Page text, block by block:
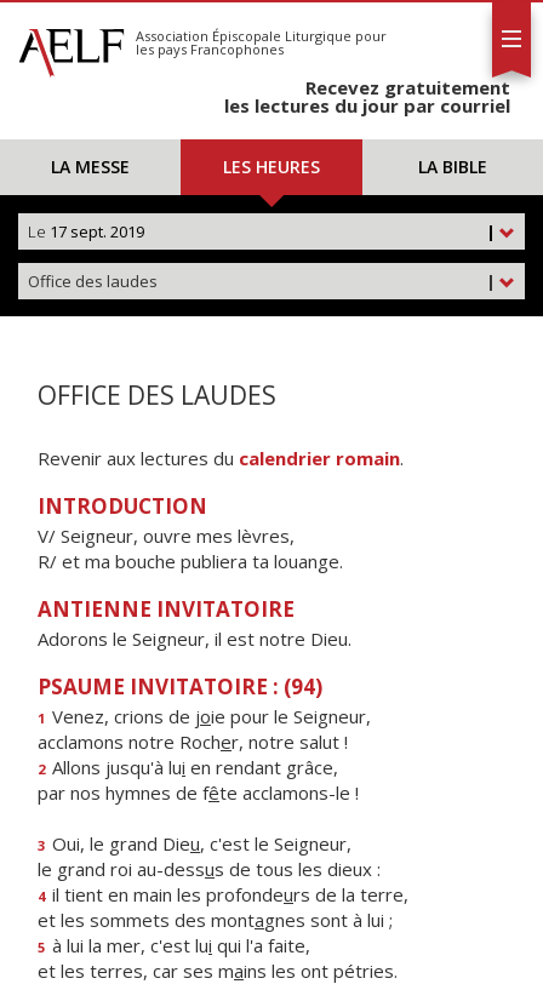
S'abonner
Calendrier
Association Épiscopale Liturgique pour
les pays Francophones
Recevez gratuitement
les lectures du jour par courriel
LA MESSE LES HEURES LA BIBLE
|
Le 17 sept. 2019
|
Office des laudes
OFFICE DES LAUDES
Revenir aux lectures du calendrier romain.
INTRODUCTION
V/ Seigneur, ouvre mes lèvres,
R/ et ma bouche publiera ta louange.
ANTIENNE INVITATOIRE
Adorons le Seigneur, il est notre Dieu.
PSAUME INVITATOIRE : (94)
1 Venez, crions de joie pour le Seigneur,
acclamons notre Rocher, notre salut !
2 Allons jusqu'à lui en rendant grâce,
par nos hymnes de fête acclamons-le !
3 Oui, le grand Dieu, c'est le Seigneur,
le grand roi au-dessus de tous les dieux :
4 il tient en main les profondeurs de la terre,
et les sommets des montagnes sont à lui ;
5 à lui la mer, c'est lui qui l'a faite,
et les terres, car ses mains les ont pétries.